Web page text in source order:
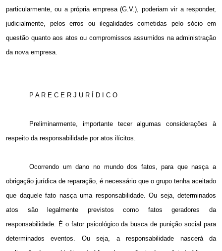
particularmente, ou a própria empresa (G.V.), poderiam vir a responder,
judicialmente, pelos erros ou ilegalidades cometidas pelo sócio em
questão quanto aos atos ou compromissos assumidos na administração
da nova empresa.
P A R E C E R J U R Í D I C O
Preliminarmente, importante tecer algumas considerações à
respeito da responsabilidade por atos ilícitos.
Ocorrendo um dano no mundo dos fatos, para que nasça a
obrigação jurídica de reparação, é necessário que o grupo tenha aceitado
que daquele fato nasça uma responsabilidade. Ou seja, determinados
atos são legalmente previstos como fatos geradores da
responsabilidade. É o fator psicológico da busca de punição social para
determinados eventos. Ou seja, a responsabilidade nascerá da